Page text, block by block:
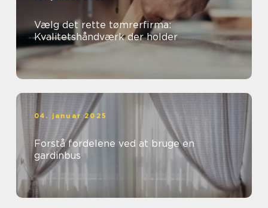
Vælg det rette tømrerfirma:
Kvalitetshåndværk der holder
04. januar 2025
Forstå fordelene ved at bruge en
gardinbus